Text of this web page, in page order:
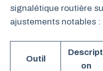
signalétique routière
ajustements notables :
Outil
on